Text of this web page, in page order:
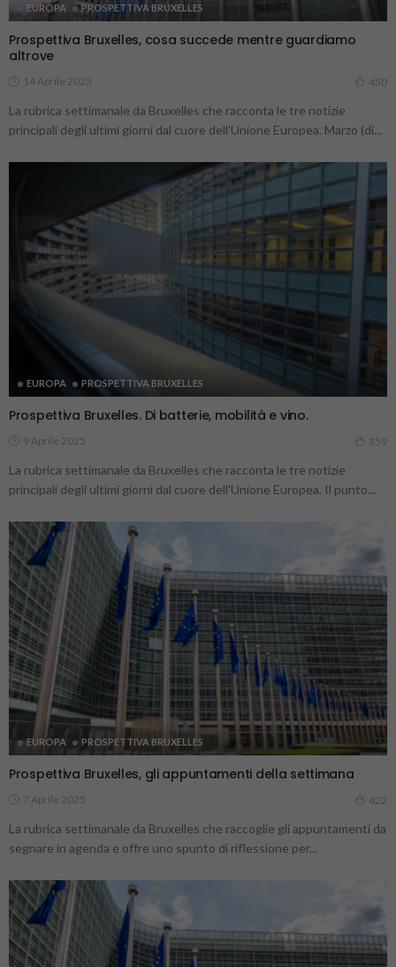
EUROPA PROSPETTIVA BRUXELLES
Prospettiva Bruxelles, cosa succede mentre guardiamo
altrove
14 Aprile 2025 450
La rubrica settimanale da Bruxelles che racconta le tre notizie
principali degli ultimi giorni dal cuore dell’Unione Europea. Marzo (di...
EUROPA PROSPETTIVA BRUXELLES
Prospettiva Bruxelles. Di batterie, mobilità e vino.
9 Aprile 2025 359
La rubrica settimanale da Bruxelles che racconta le tre notizie
principali degli ultimi giorni dal cuore dell’Unione Europea. Il punto...
EUROPA PROSPETTIVA BRUXELLES
Prospettiva Bruxelles, gli appuntamenti della settimana
7 Aprile 2025 422
La rubrica settimanale da Bruxelles che raccoglie gli appuntamenti da
segnare in agenda e offre uno spunto di riflessione per...